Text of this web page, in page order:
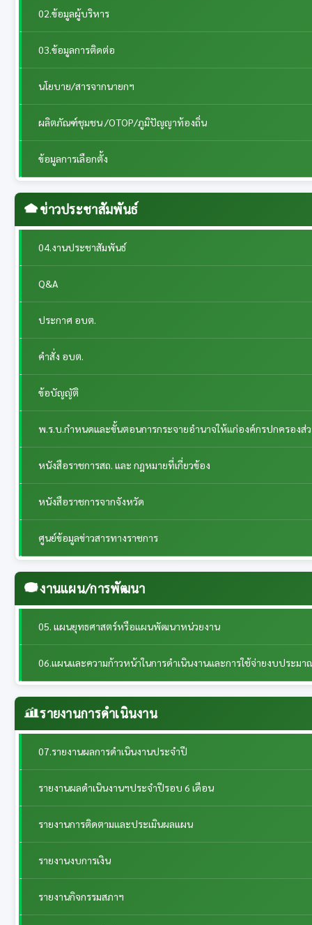
02.ข้อมูลผู้บริหาร
03.ข้อมูลการติดต่อ
นโยบาย/สารจากนายกฯ
ผลิตภัณฑ์ชุมชน /OTOP/ภูมิปัญญาท้องถิ่น
ข้อมูลการเลือกตั้ง
ข่าวประชาสัมพันธ์
04.งานประชาสัมพันธ์
Q&A
ประกาศ อบต.
คำสั่ง อบต.
ข้อบัญญัติ
พ.ร.บ.กำหนดและขั้นตอนการกระจายอำนาจให้แก่องค์กรปกครอง
หนังสือราชการสถ. และ กฎหมายที่เกี่ยวข้อง
หนังสือราชการจากจังหวัด
ศูนย์ข้อมูลข่าวสารทางราชการ
งานแผน/การพัฒนา
05. แผนยุทธศาสตร์หรือแผนพัฒนาหน่วยงาน
06.แผนและความก้าวหน้าในการดำเนินงานและการใช้จ่ายงบประมา
รายงานการดำเนินงาน
07.รายงานผลการดำเนินงานประจำปี
รายงานผลดำเนินงานฯประจำปีรอบ 6 เดือน
รายงานการติดตามและประเมินผลแผน
รายงานงบการเงิน
รายงานกิจกรรมสภาฯ